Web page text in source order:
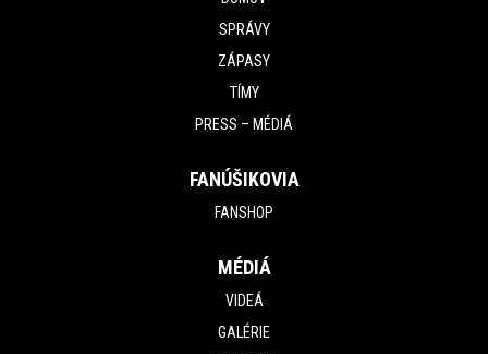
SPRÁVY
ZÁPASY
TÍMY
PRESS – MÉDIÁ
FANÚŠIKOVIA
FANSHOP
MÉDIÁ
VIDEÁ
GALÉRIE